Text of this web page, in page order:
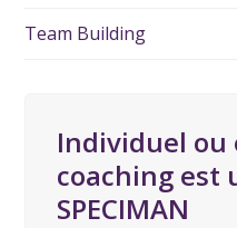
Team Building
Individuel ou
coaching est
SPECIMAN